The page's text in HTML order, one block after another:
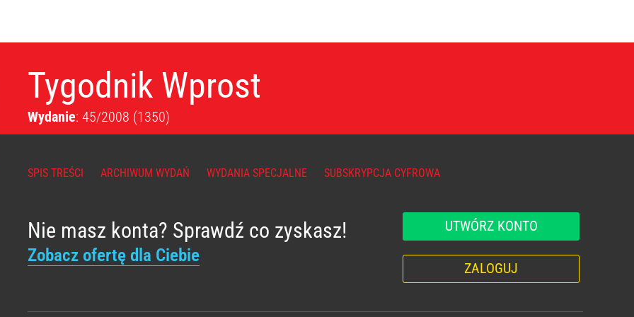
Tygodnik Wprost
Wydanie: 45/2008 (1350)
SPIS TREŚCI ARCHIWUM WYDAŃ WYDANIA SPECJALNE SUBSKRYPCJA CYFROWA
Nie masz konta? Sprawdź co zyskasz!
Zobacz ofertę dla Ciebie
UTWÓRZ KONTO
ZALOGUJ